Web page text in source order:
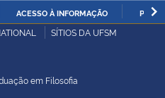
IR
ACESSO À INFORMAÇÃO
SÍTIOS DA UFSM
em Filosofia